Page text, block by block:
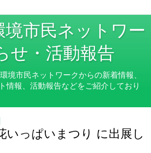
境市民ネットワー
せ・活動報告
境市民ネットワークからの新着情報、
情報、活動報告などをご紹介しており
いっぱいまつり に出展し